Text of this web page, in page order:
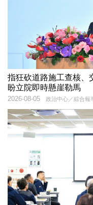
指狂砍道路施工查核
盼立院即時懸崖勒馬
政治中心／綜合報
2026-08-05